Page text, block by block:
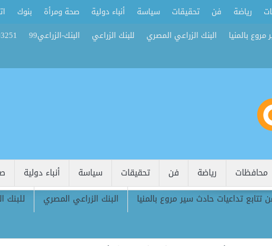
رياضة فن تحقيقات سياسة أنباء دولية صحة ومرأة بنوك
بالمنيا
البنك الزراعي المصري للبنك الزراعي البنك-الزراعي99 #193251
محافظات رياضة فن تحقيقات سياسة أنباء دولية
تتابع تداعيات حادث سير مروع بالمنيا البنك الزراعي المصري للبنك